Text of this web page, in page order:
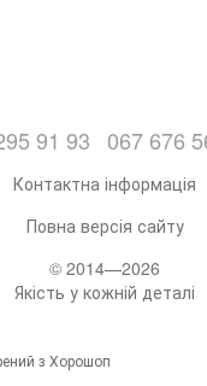
91 93 067 676
Контактна інформація
Повна версія сайту
© 2014—2026
Якість у кожній деталі
з Хорошоп